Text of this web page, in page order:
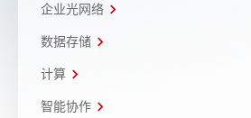
企业光网络
数据存储
计算
智能协作